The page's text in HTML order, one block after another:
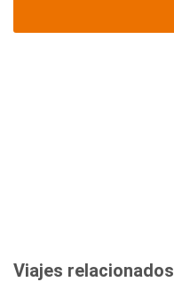
Viajes relacionados